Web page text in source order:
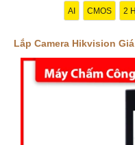
Lắp Camera Hikvision Giá
Xin chào mọi người!
Bạn đang tìm kiếm giải
văn phòng hay cửa hàng
Camera Hikvision của
Giá cả phải chăng:
AI CMOS 2
Lắp Camera Hikvision